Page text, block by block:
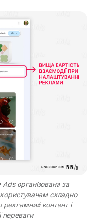
Ads організована за
складно
контент і
переваги